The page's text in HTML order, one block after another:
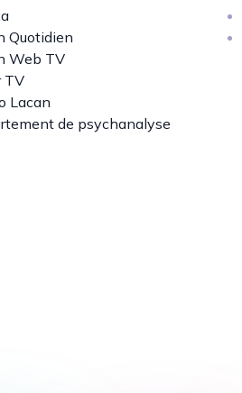
Quotidien
Web TV
TV
Lacan
de psychanalyse